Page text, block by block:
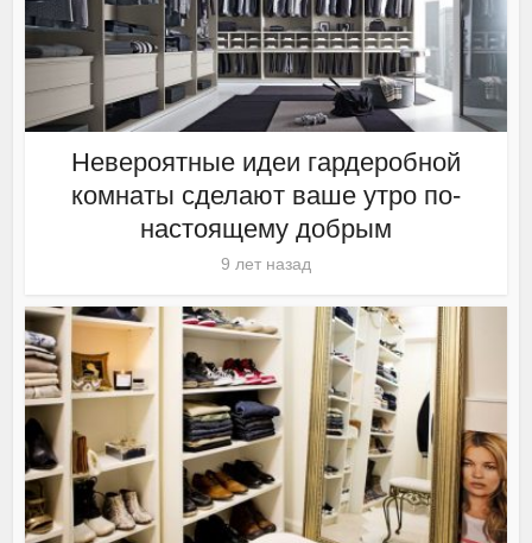
Невероятные идеи гардеробной
комнаты сделают ваше утро по-
настоящему добрым
9 лет назад